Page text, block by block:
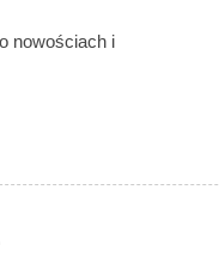
nowościach i